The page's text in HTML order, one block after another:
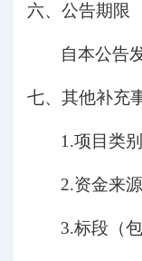
六、公告期限
自本公告
七、其他补充
1.项目类别
2.资金来源
3.标段（